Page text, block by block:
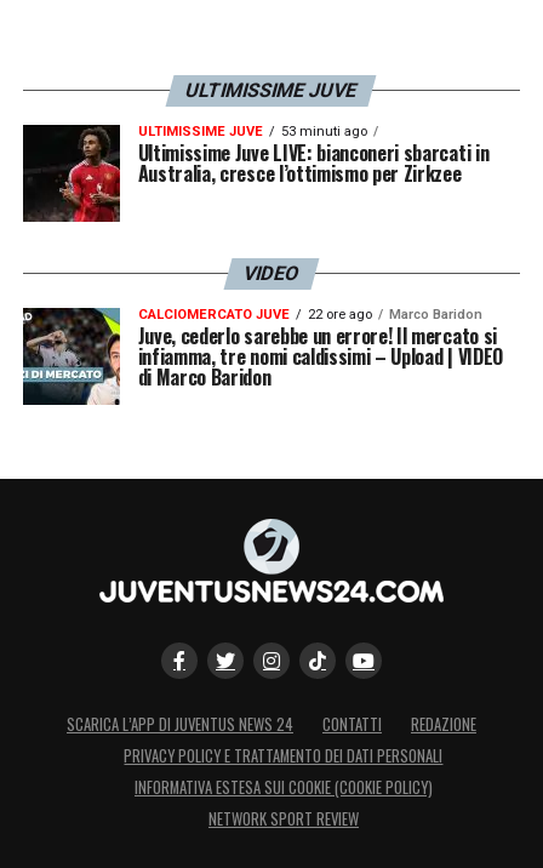
ULTIMISSIME JUVE
ULTIMISSIME JUVE 53 minuti ago
Ultimissime Juve LIVE: bianconeri sbarcati in
Australia, cresce l’ottimismo per Zirkzee
VIDEO
CALCIOMERCATO JUVE 22 ore ago Marco Baridon
Juve, cederlo sarebbe un errore! Il mercato si
infiamma, tre nomi caldissimi – Upload | VIDEO
di Marco Baridon
SCARICA L’APP DI JUVENTUS NEWS 24 CONTATTI
REDAZIONE
PRIVACY POLICY E TRATTAMENTO DEI DATI PERSONALI
INFORMATIVA ESTESA SUI COOKIE (COOKIE POLICY)
NETWORK SPORT REVIEW